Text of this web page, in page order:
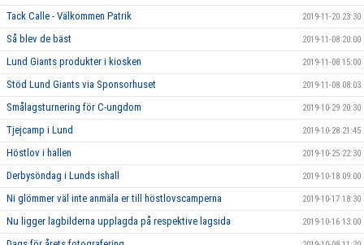
Tack Calle - Välkommen Patrik 2019-11-20 23:30
Så blev de bäst 2019-11-08 20:00
Lund Giants produkter i kiosken 2019-11-08 15:00
Stöd Lund Giants via Sponsorhuset 2019-11-08 08:03
Smålagsturnering för C-ungdom 2019-10-29 20:30
Tjejcamp i Lund 2019-10-28 21:45
Höstlov i hallen 2019-10-25 22:30
Derbysöndag i Lunds ishall 2019-10-18 09:00
Ni glömmer väl inte anmäla er till höstlovscamperna 2019-10-17 18:30
Nu ligger lagbilderna upplagda på respektive lagsida 2019-10-16 13:00